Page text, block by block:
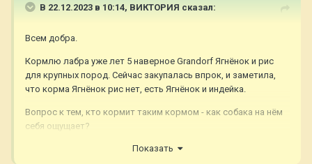
В 22.12.2023 в 10:14, ВИКТОРИЯ сказал:
Всем добра.
Кормлю лабра уже лет 5 наверное Grandorf Ягнёнок и рис
для крупных пород. Сейчас закупалась впрок, и заметила,
что корма Ягнёнок рис нет, есть Ягнёнок и индейка.
Вопрос к тем, кто кормит таким кормом - как собака на нём
себя ощущает?
Я однажды во время перебоев с поставками имела
Показать